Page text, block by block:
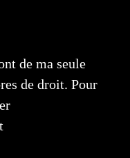
de ma seule
de droit. Pour